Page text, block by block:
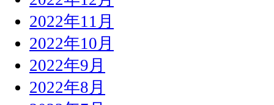
2022年11月
2022年10月
2022年9月
2022年8月